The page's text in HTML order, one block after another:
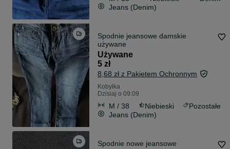
Jeans (Denim)
Spodnie jeansowe damskie
używane
Używane
5 zł
8,68 zł z Pakietem Ochronnym
Kobyłka
Dzisiaj o 09:09
M / 38 Niebieski
Pozostałe
Jeans (Denim)
Spodnie nowe jeansowe